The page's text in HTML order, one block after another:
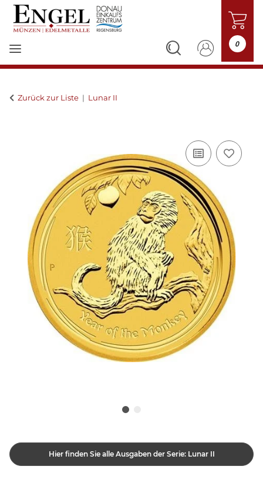
0
Zurück zur Liste Lunar II
Hier finden Sie alle Ausgaben der Serie: Lunar II